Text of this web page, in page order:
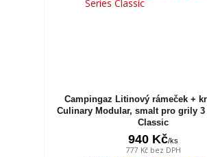
Campingaz Litinový rámeček +
Culinary Modular, smalt pro grily 3
Classic
940 Kč/ks
777 Kč bez DPH